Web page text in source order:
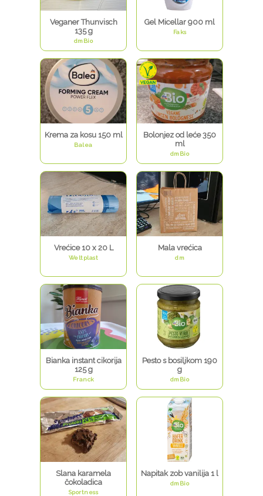
Veganer Thunvisch
135 g
dmBio
Gel Micellar 900 ml
Faks
Krema za kosu 150 ml
Balea
Bolonjez od leće 350
ml
dmBio
Vrećice 10 x 20 L
Weltplast
Mala vrećica
dm
Bianka instant cikorija
125 g
Franck
Pesto s bosiljkom 190
g
dmBio
Slana karamela
čokoladica
Sportness
Napitak zob vanilija 1 l
dmBio